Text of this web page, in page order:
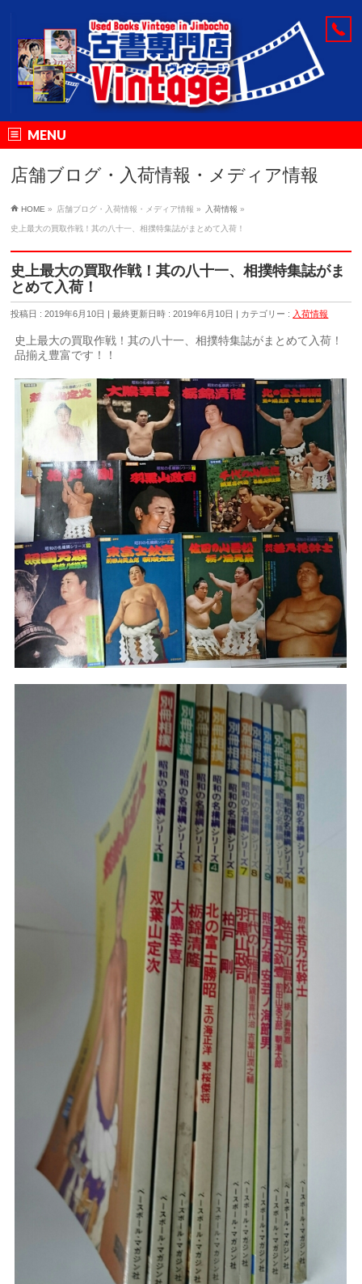
MENU
店舗ブログ・入荷情報・メディア情報
HOME » 店舗ブログ・入荷情報・メディア情報 » 入荷情報 »
史上最大の買取作戦！其の八十一、相撲特集誌がまとめて入荷！
史上最大の買取作戦！其の八十一、相撲特集誌がま
とめて入荷！
投稿日 : 2019年6月10日 最終更新日時 : 2019年6月10日 カテゴリー : 入荷情報
史上最大の買取作戦！其の八十一、相撲特集誌がまとめて入荷！
品揃え豊富です！！